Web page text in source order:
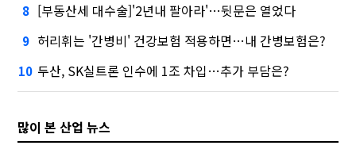
8 [부동산세 대수술]'2년내 팔아라'…뒷문은 열었다
9 허리휘는 '간병비' 건강보험 적용하면…내 간병보험은?
10 두산, SK실트론 인수에 1조 차입…추가 부담은?
많이 본 산업 뉴스